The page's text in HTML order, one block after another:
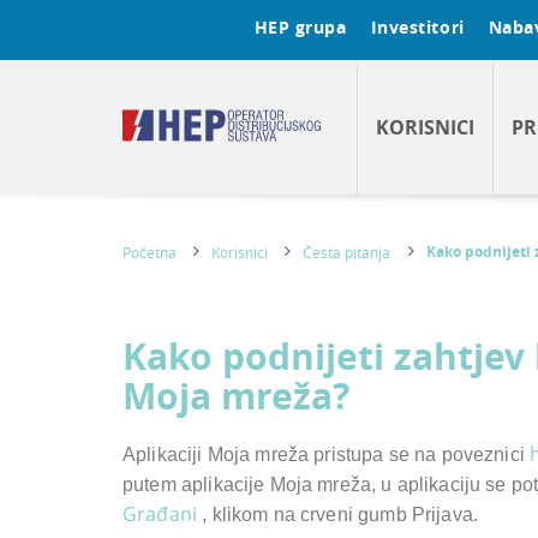
HEP grupa Investitori
KORISNICI
Početna Korisnici Česta pitanja Kako podnijeti
Kako podnijeti
Moja mreža?
Aplikaciji Moja mreža pristupa se na poveznici
putem aplikacije Moja mreža, u aplikaciju se
Građani , klikom na crveni gumb Prijava.